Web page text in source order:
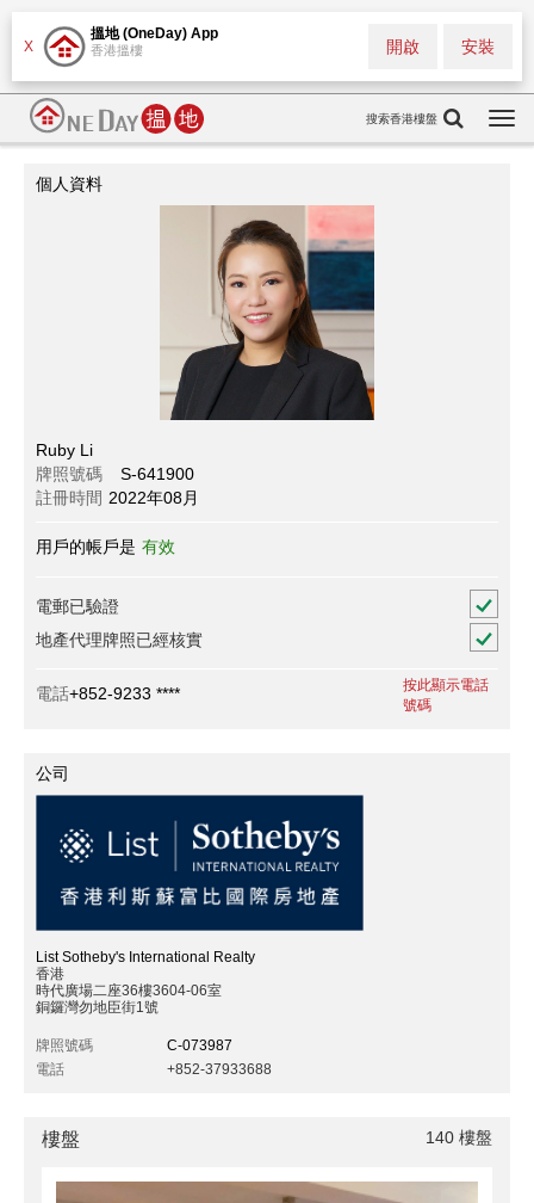
X
搵地 (OneDay) App
香港搵樓 安裝
開啟
搜索香港樓盤
個人資料
Ruby Li
牌照號碼
S-641900
註冊時間 2022年08月
用戶的帳戶是 有效
電郵已驗證
地產代理牌照已經核實
電話+852-9233 ****
按此顯示電話
號碼
公司
List Sotheby's International Realty
香港
時代廣場二座36樓3604-06室
銅鑼灣勿地臣街1號
牌照號碼
C-073987
電話
+852-37933688
樓盤 140 樓盤